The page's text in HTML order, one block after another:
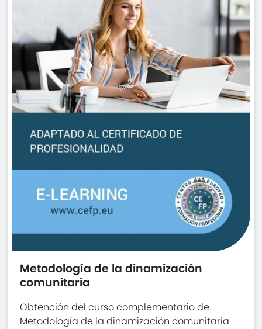
Metodología de la dinamización
comunitaria
Obtención del curso complementario de
Metodología de la dinamización comunitaria